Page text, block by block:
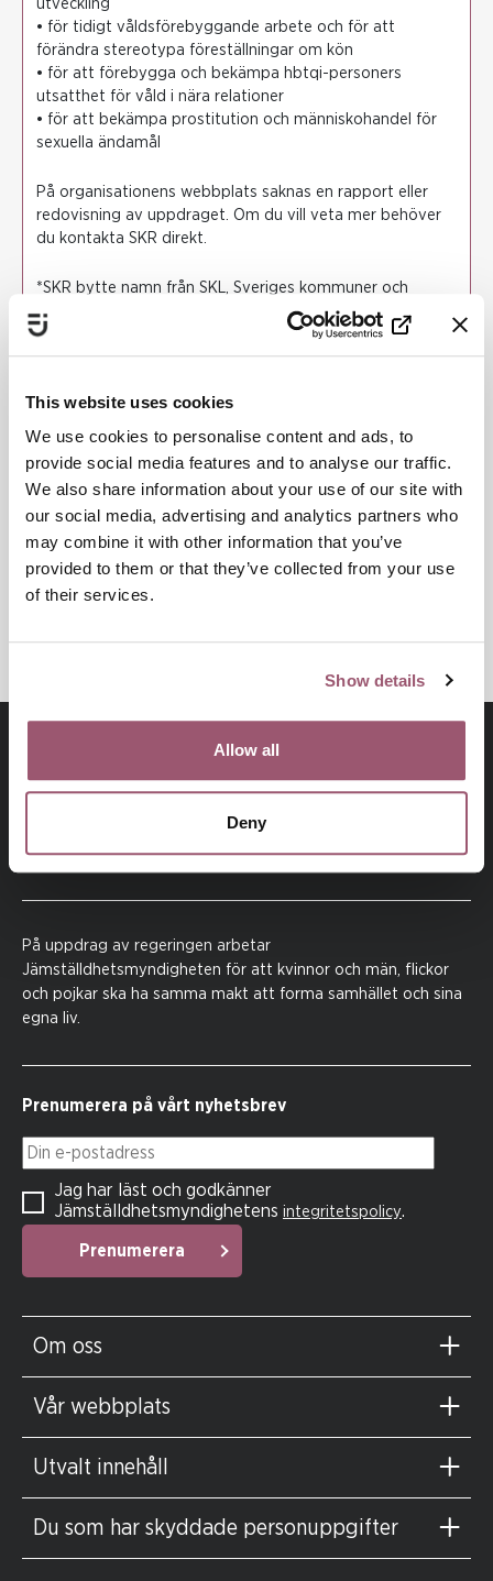
This website uses cookies
We use cookies to personalise content and ads, to
provide social media features and to analyse our traffic.
We also share information about your use of our site with
our social media, advertising and analytics partners who
may combine it with other information that you’ve
provided to them or that they’ve collected from your use
of their services.
Show details
Allow all
Deny
utveckling
• för tidigt våldsförebyggande arbete och för att
förändra stereotypa föreställningar om kön
• för att förebygga och bekämpa hbtqi-personers
utsatthet för våld i nära relationer
• för att bekämpa prostitution och människohandel för
sexuella ändamål
På organisationens webbplats saknas en rapport eller
redovisning av uppdraget. Om du vill veta mer behöver
du kontakta SKR direkt.
*SKR bytte namn från SKL, Sveriges kommuner och
landsting, i november 2019.
stärkt jämställdhetsarbete
Treårig överenskommelse mellan staten och SKL
om jämställdhetsarbetet
Startdatum: 18 januari 2018
Slutdatum : 31 december 2020
SVERIGES KOMMUNER OCH REGIONER (SKR)
SKYDD FÖR VÅLDSUTSATTA
På uppdrag av regeringen arbetar
Jämställdhetsmyndigheten för att kvinnor och män, flickor
och pojkar ska ha samma makt att forma samhället och sina
egna liv.
Prenumerera på vårt nyhetsbrev
Din e-postadress
Prenumerera
Jag har läst och godkänner
Jämställdhetsmyndighetens integritetspolicy.
Om oss
Vår webbplats
Utvalt innehåll
Du som har skyddade personuppgifter